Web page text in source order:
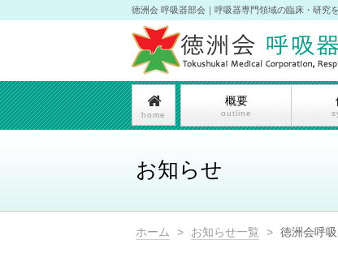
徳洲会 呼吸器部会｜呼吸器専門領域の臨床・研究
home
概要
outline
お知らせ
ホーム > お知らせ一覧 > 徳洲会呼